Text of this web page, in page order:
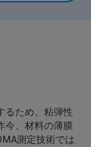
るため、粘弾性
今、材料の薄膜
測定技術では